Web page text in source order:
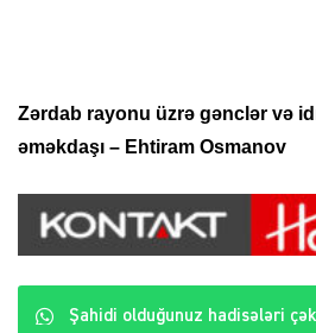
Zərdab rayonu üzrə gənclər və
əməkdaşı – Ehtiram Osmanov
Şahidi olduğunuz hadisələri